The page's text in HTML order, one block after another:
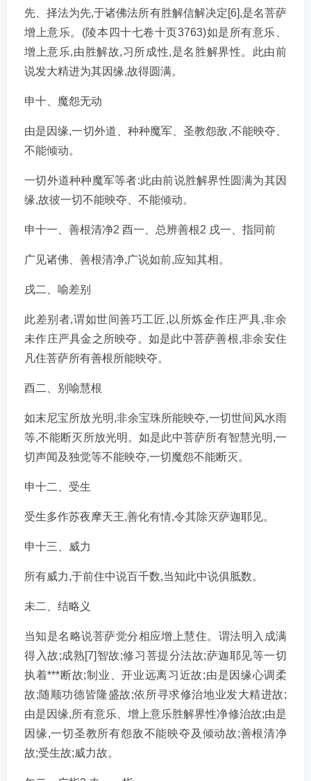
先、择法为先,于诸佛法所有胜解信解决定[6],是名菩萨
增上意乐。(陵本四十七卷十页3763)如是所有意乐、
增上意乐,由胜解故,习所成性,是名胜解界性。此由前
说发大精进为其因缘,故得圆满。
申十、魔怨无动
由是因缘,一切外道、种种魔军、圣教怨敌,不能映夺、
不能倾动。
一切外道种种魔军等者:此由前说胜解界性圆满为其因
缘,故彼一切不能映夺、不能倾动。
申十一、善根清净2 酉一、总辨善根2 戌一、指同前
广见诸佛、善根清净,广说如前,应知其相。
戌二、喻差别
此差别者,谓如世间善巧工匠,以所炼金作庄严具,非余
未作庄严具金之所映夺。如是此中菩萨善根,非余安住
凡住菩萨所有善根所能映夺。
酉二、别喻慧根
如末尼宝所放光明,非余宝珠所能映夺,一切世间风水雨
等,不能断灭所放光明。如是此中菩萨所有智慧光明,一
切声闻及独觉等不能映夺,一切魔怨不能断灭。
申十二、受生
受生多作苏夜摩天王,善化有情,令其除灭萨迦耶见。
申十三、威力
所有威力,于前住中说百千数,当知此中说俱胝数。
未二、结略义
当知是名略说菩萨觉分相应增上慧住。谓法明入成满
得入故;成熟[7]智故;修习菩提分法故;萨迦耶见等一切
执着***断故;制业、开业远离习近故;由是因缘心调柔
故;随顺功德皆隆盛故;依所寻求修治地业发大精进故;
由是因缘,所有意乐、增上意乐胜解界性净修治故;由是
因缘,一切圣教所有怨敌不能映夺及倾动故;善根清净
故;受生故;威力故。